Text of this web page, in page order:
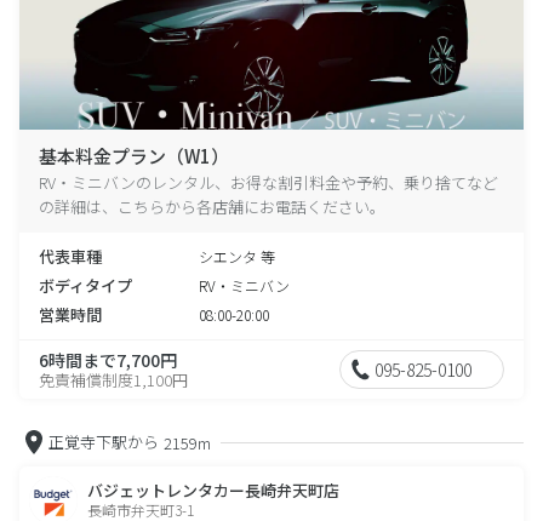
基本料金プラン（W1）
RV・ミニバンのレンタル、お得な割引料金や予約、乗り捨てなど
の詳細は、こちらから各店舗にお電話ください。
代表車種 シエンタ 等
ボディタイプ RV・ミニバン
営業時間 08:00-20:00
6時間まで7,700円
免責補償制度1,100円 095-825-0100
正覚寺下駅から 2159m
バジェットレンタカー長崎弁天町店
長崎市弁天町3-1